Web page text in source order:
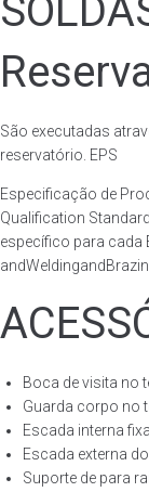
São executadas
reservatório. EPS
Especificação de
Qualification
específico para cada
Boca de visita no
Guarda corpo no
Escada interna
Escada externa
Suporte de para